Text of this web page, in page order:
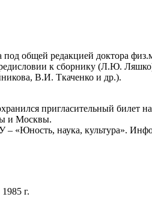
общей редакцией доктора
к сборнику (Л.Ю.
В.И. Ткаченко и др.).
пригласительный
и Москвы.
«Юность, наука, культура».
г.